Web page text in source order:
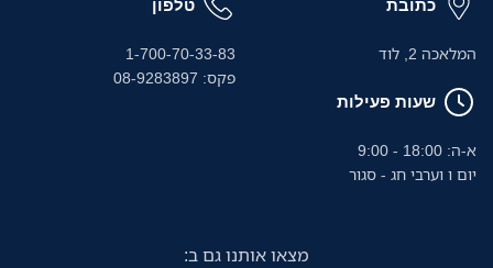
כתובת
המלאכה 2, לוד
שעות פעילות
א-ה: 18:00 - 9:00
יום ו וערבי חג - סגור
טלפון
1-700-70-33-83
פקס: 08-9283897
מצאו אותנו גם ב: